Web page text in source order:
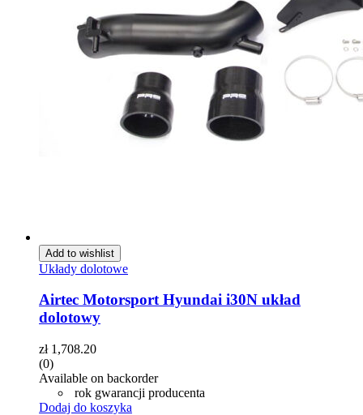
Add to wishlist
Układy dolotowe
Airtec Motorsport Hyundai i30N układ
dolotowy
zł1,708.20
(0)
Available on backorder
rok gwarancji producenta
Dodaj do koszyka